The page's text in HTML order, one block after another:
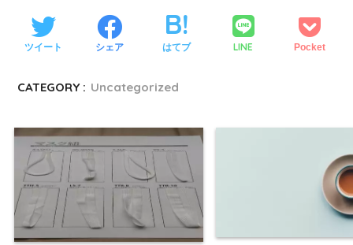
ツイート シェア はてブ LINE Pocket
CATEGORY : Uncategorized